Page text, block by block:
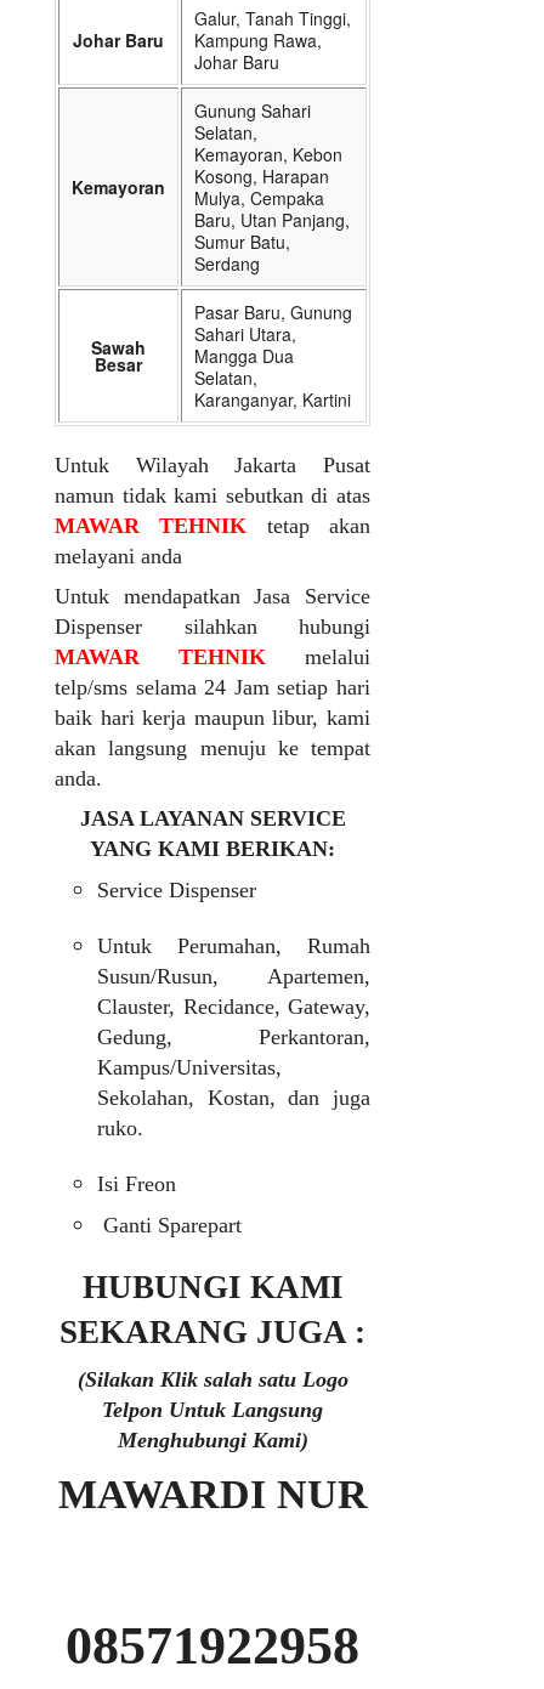
Johar Baru
Galur, Tanah Tinggi,
Kampung Rawa,
Johar Baru
Kemayoran
Gunung Sahari
Selatan,
Kemayoran, Kebon
Kosong, Harapan
Mulya, Cempaka
Baru, Utan Panjang,
Sumur Batu,
Serdang
Sawah
Besar
Pasar Baru, Gunung
Sahari Utara,
Mangga Dua
Selatan,
Karanganyar, Kartini
Untuk Wilayah Jakarta Pusat
namun tidak kami sebutkan di atas
MAWAR TEHNIK tetap akan
melayani anda
Untuk mendapatkan Jasa Service
Dispenser silahkan hubungi
MAWAR TEHNIK melalui
telp/sms selama 24 Jam setiap hari
baik hari kerja maupun libur, kami
akan langsung menuju ke tempat
anda.
JASA LAYANAN SERVICE
YANG KAMI BERIKAN:
Service Dispenser
Untuk Perumahan, Rumah
Susun/Rusun, Apartemen,
Clauster, Recidance, Gateway,
Gedung, Perkantoran,
Kampus/Universitas,
Sekolahan, Kostan, dan juga
ruko.
Isi Freon
Ganti Sparepart
HUBUNGI KAMI
SEKARANG JUGA :
(Silakan Klik salah satu Logo
Telpon Untuk Langsung
Menghubungi Kami)
MAWARDI NUR
08571922958